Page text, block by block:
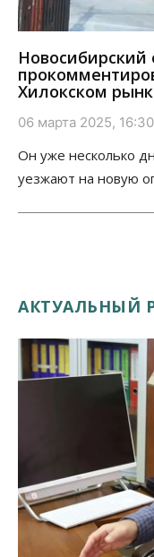
Новосибирский
Хилокском
06 марта 2025, 16:30
Он уже несколько
уезжают на новую
АКТУАЛЬНЫЙ